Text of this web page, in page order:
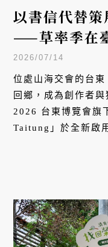
以書信代替
——草率季在
「共編台東」
2026/07/14
位處山海交會的台
回鄉，成為創作者
2026 台東博覽會旗
Taitung」於全新啟
行。